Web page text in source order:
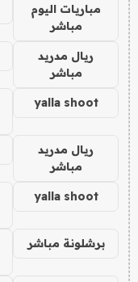
مباريات اليوم
مباشر
ريال مدريد
مباشر
yalla shoot
ريال مدريد
مباشر
yalla shoot
برشلونة مباشر